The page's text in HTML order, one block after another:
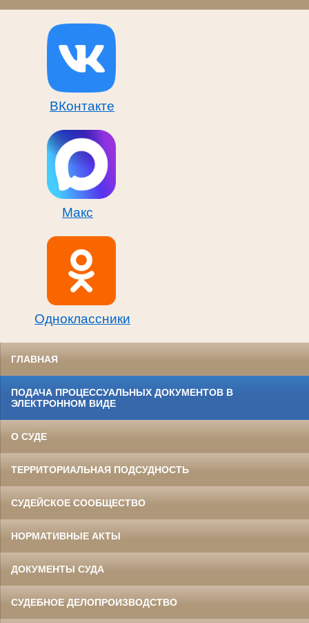
ВКонтакте
Макс
Одноклассники
ГЛАВНАЯ
ПОДАЧА ПРОЦЕССУАЛЬНЫХ ДОКУМЕНТОВ В
ЭЛЕКТРОННОМ ВИДЕ
О СУДЕ
ТЕРРИТОРИАЛЬНАЯ ПОДСУДНОСТЬ
СУДЕЙСКОЕ СООБЩЕСТВО
НОРМАТИВНЫЕ АКТЫ
ДОКУМЕНТЫ СУДА
СУДЕБНОЕ ДЕЛОПРОИЗВОДСТВО